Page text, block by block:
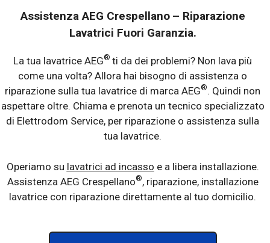
Assistenza AEG Crespellano – Riparazione
Lavatrici Fuori Garanzia.
La tua lavatrice AEG® ti da dei problemi? Non lava più
come una volta? Allora hai bisogno di assistenza o
riparazione sulla tua lavatrice di marca AEG®. Quindi non
aspettare oltre. Chiama e prenota un tecnico specializzato
di Elettrodom Service, per riparazione o assistenza sulla
tua lavatrice.
Operiamo su lavatrici ad incasso e a libera installazione.
Assistenza AEG Crespellano®, riparazione, installazione
lavatrice con riparazione direttamente al tuo domicilio.